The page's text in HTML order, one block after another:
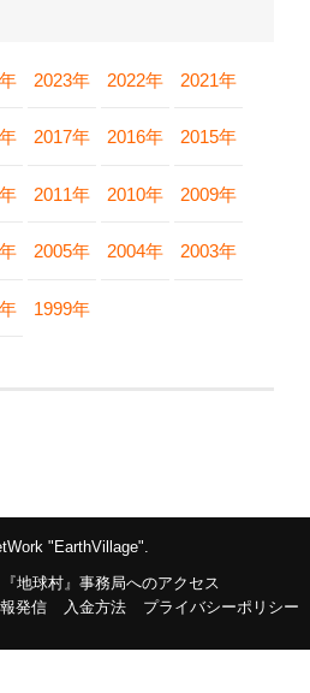
2023年 2022年 2021年
2017年 2016年 2015年
2011年 2010年 2009年
2005年 2004年 2003年
1999年
"EarthVillage".
『地球村』事務局へのアクセス
発信 入金方法 プライバシーポリシー